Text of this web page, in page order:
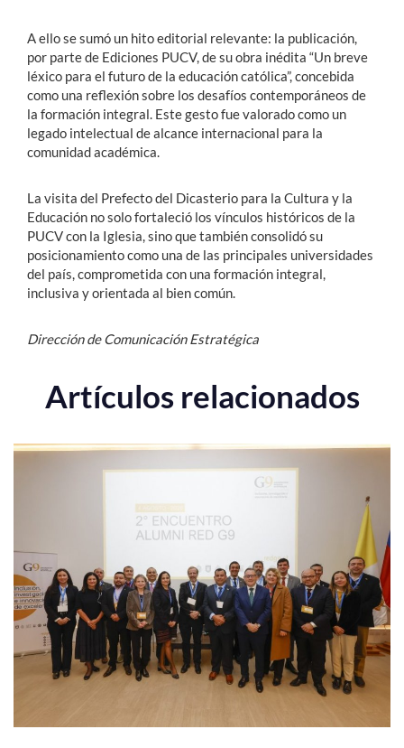
A ello se sumó un hito editorial relevante: la publicación,
por parte de Ediciones PUCV, de su obra inédita “Un breve
léxico para el futuro de la educación católica”, concebida
como una reflexión sobre los desafíos contemporáneos de
la formación integral. Este gesto fue valorado como un
legado intelectual de alcance internacional para la
comunidad académica.
La visita del Prefecto del Dicasterio para la Cultura y la
Educación no solo fortaleció los vínculos históricos de la
PUCV con la Iglesia, sino que también consolidó su
posicionamiento como una de las principales universidades
del país, comprometida con una formación integral,
inclusiva y orientada al bien común.
Dirección de Comunicación Estratégica
Artículos relacionados